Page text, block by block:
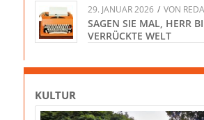
29. JANUAR 2026 / VON
SAGEN SIE MAL, HERR
VERRÜCKTE WELT
KULTUR